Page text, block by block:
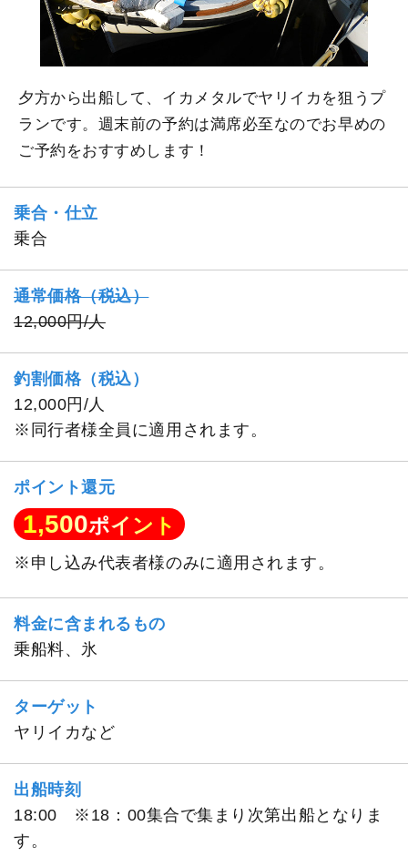
夕方から出船して、イカメタルでヤリイカを狙うプ
ランです。週末前の予約は満席必至なのでお早めの
ご予約をおすすめします！
乗合・仕立
乗合
通常価格（税込）
12,000円/人
釣割価格（税込）
12,000円/人
※同行者様全員に適用されます。
ポイント還元
1,500ポイント
※申し込み代表者様のみに適用されます。
料金に含まれるもの
乗船料、氷
ターゲット
ヤリイカなど
出船時刻
18:00 ※18：00集合で集まり次第出船となりま
す。